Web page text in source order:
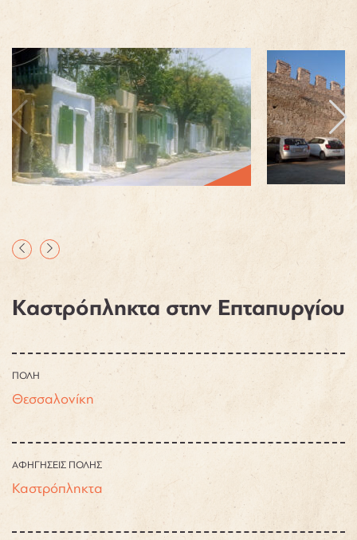
Καστρόπληκτα στην Επταπυργίου
ΠΟΛΗ
Θεσσαλονίκη
ΑΦΗΓΗΣΕΙΣ ΠΟΛΗΣ
Καστρόπληκτα